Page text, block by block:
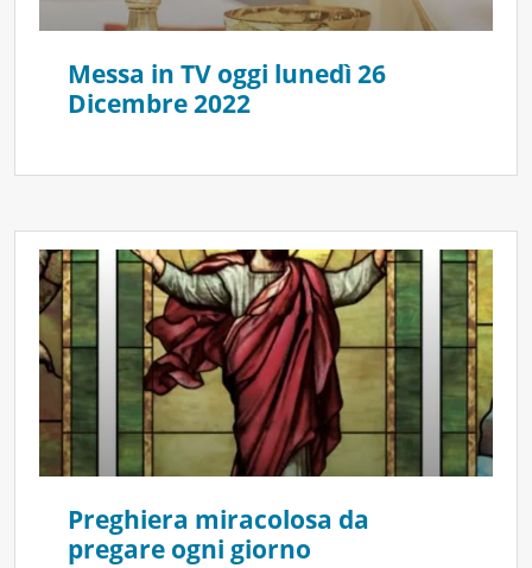
Messa in TV oggi lunedì 26
Dicembre 2022
Preghiera miracolosa da
pregare ogni giorno